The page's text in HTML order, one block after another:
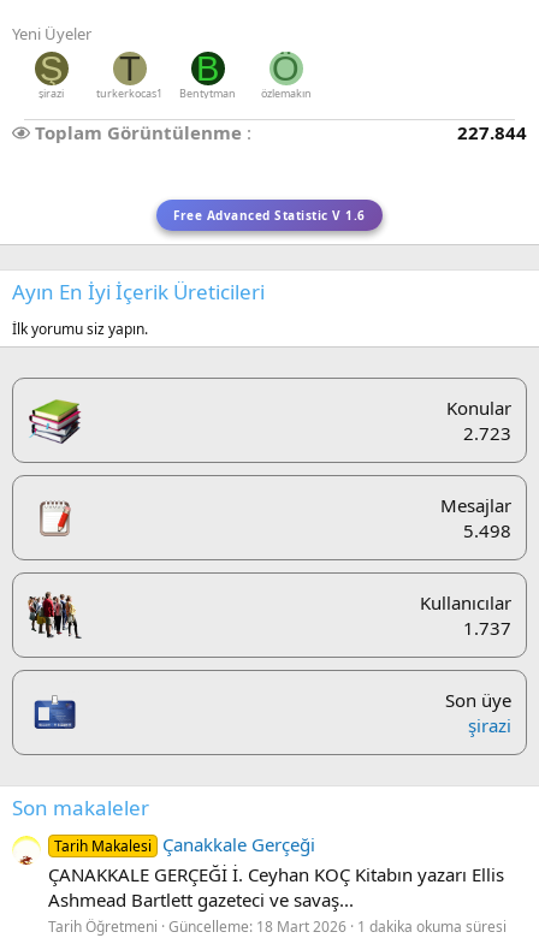
Yeni Üyeler
Ş
şirazi
T
turkerkocas1
B
Bentytman
Ö
özlemakın
Toplam Görüntülenme 227.844
Free Advanced Statistic V 1.6
Ayın En İyi İçerik Üreticileri
İlk yorumu siz yapın.
Konular
2.723
Mesajlar
5.498
Kullanıcılar
1.737
Son üye
şirazi
Son makaleler
Tarih Makalesi
Çanakkale Gerçeği
ÇANAKKALE GERÇEĞİ İ. Ceyhan KOÇ Kitabın yazarı Ellis
Ashmead Bartlett gazeteci ve savaş...
Tarih Öğretmeni Güncelleme: 18 Mart 2026 1 dakika okuma süresi